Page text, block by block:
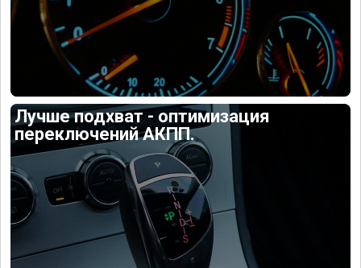
Лучше подхват - оптимизация
переключений АКПП.